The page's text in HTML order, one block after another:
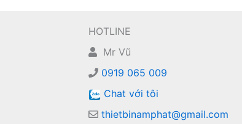
HOTLINE
Mr Vũ
0919 065 009
Chat với tôi
thietbinamphat@gmail.com